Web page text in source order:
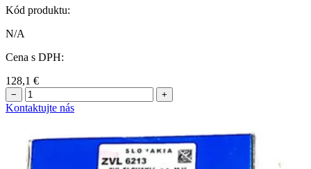
Kód produktu:
N/A
Cena s DPH:
128,1 €
− +
Kontaktujte nás